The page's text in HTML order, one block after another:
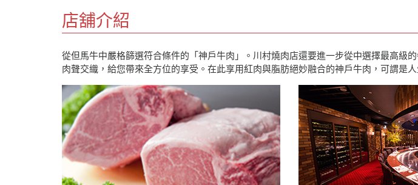
店舖介紹
從但馬牛中嚴格篩選符合條件的「神戶牛肉」。川村燒肉店還要進一步從中選擇最高
肉聲交織，給您帶來全方位的享受。在此享用紅肉與脂肪絕妙融合的神戶牛肉，可謂是人